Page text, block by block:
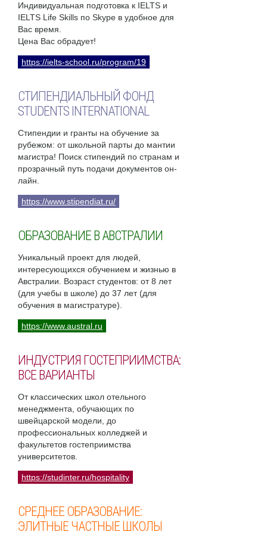
Индивидуальная подготовка к IELTS и
IELTS Life Skills по Skype в удобное для
Вас время.
Цена Вас обрадует!
https://ielts-school.ru/program/19
СТИПЕНДИАЛЬНЫЙ ФОНД
STUDENTS INTERNATIONAL
Стипендии и гранты на обучение за
рубежом: от школьной парты до мантии
магистра! Поиск стипендий по странам и
прозрачный путь подачи документов он-
лайн.
https://www.stipendiat.ru/
ОБРАЗОВАНИЕ В АВСТРАЛИИ
Уникальный проект для людей,
интересующихся обучением и жизнью в
Австралии. Возраст студентов: от 8 лет
(для учебы в школе) до 37 лет (для
обучения в магистратуре).
https://www.austral.ru
ИНДУСТРИЯ ГОСТЕПРИИМСТВА:
ВСЕ ВАРИАНТЫ
От классических школ отельного
менеджмента, обучающих по
швейцарской модели, до
профессиональных колледжей и
факультетов гостеприимства
университетов.
https://studinter.ru/hospitality
СРЕДНЕЕ ОБРАЗОВАНИЕ:
ЭЛИТНЫЕ ЧАСТНЫЕ ШКОЛЫ